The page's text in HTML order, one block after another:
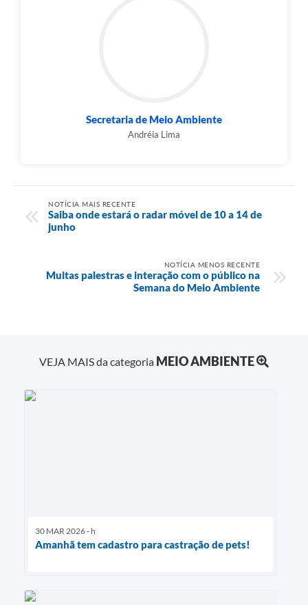
Secretaria de Meio Ambiente
Andréia Lima
NOTÍCIA MAIS RECENTE
Saiba onde estará o radar móvel de 10 a 14 de
junho
NOTÍCIA MENOS RECENTE
Muitas palestras e interação com o público na
Semana do Meio Ambiente
VEJA MAIS da categoria MEIO AMBIENTE
30 MAR 2026 - h
Amanhã tem cadastro para castração de pets!